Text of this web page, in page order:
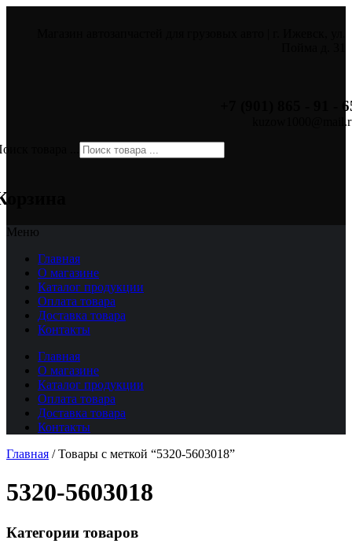
+7 (901) 865 - 91 -
товара ...
Меню
Главная
О магазине
Каталог продукции
Оплата товара
Доставка товара
Контакты
Главная
О магазине
Каталог продукции
Оплата товара
Доставка товара
Контакты
Главная /Товары с меткой “5320-5603018”
5320-5603018
Категории товаров